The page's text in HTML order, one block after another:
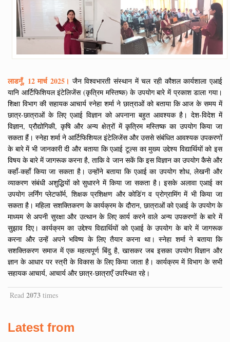
लाडनूँ, 12 मार्च 2025। जैन विश्वभारती संस्थान में चल रही कौशल कार्यशाला एआई
यानि आर्टिफिशियल इंटेलिजेंस (कृत्रिम मस्तिष्क) के उपयोग बारे में प्रकाश डाला गया।
शिक्षा विभाग की सहायक आचार्य स्नेहा शर्मा ने छात्राओं को बताया कि आज के समय में
छात्र-छात्राओं के लिए एआई विज्ञान को अपनाना बहुत आवश्यक है। देश-विदेश में
विज्ञान, प्रौद्योगिकी, कृषि और अन्य क्षेत्रों में कृत्रिम मस्तिष्क का उपयोग किया जा
सकता हैं। स्नेहा शर्मा ने आर्टिफिशियल इंटेलिजेंस और उससे संबंधित आवश्यक उपकरणों
के बारे में भी जानकारी दी और बताया कि एआई टूल्स का मुख्य उद्देश्य विद्यार्थियों को इस
विषय के बारे में जागरूक करना है, ताकि वे जान सकें कि इस विज्ञान का उपयोग कैसे और
कहाँ-कहाँ किया जा सकता है। उन्होंने बताया कि एआई का उपयोग शोध, लेखनी और
व्याकरण संबंधी अशुद्धियों को सुधारने में किया जा सकता है। इसके अलावा एआई का
उपयोग लर्निंग प्लेटफॉर्म, शिक्षक प्रशिक्षण और कोडिंग व प्रोग्रामिंग में भी किया जा
सकता है। महिला सशक्तिकरण के कार्यक्रम के दौरान, छात्राओं को एआई के उपयोग के
माध्यम से अपनी सुरक्षा और उत्थान के लिए कार्य करने वाले अन्य उपकरणों के बारे में
सुझाव दिए। कार्यक्रम का उद्देश्य विद्यार्थियों को एआई के उपयोग के बारे में जागरूक
करना और उन्हें अपने भविष्य के लिए तैयार करना था। स्नेहा शर्मा ने बताया कि
सशक्तिकरण समाज में एक महत्वपूर्ण बिंदु है, खासकर जब इसका उपयोग विज्ञान और
ज्ञान के आधार पर स्त्री के विकास के लिए किया जाता है। कार्यक्रम में विभाग के सभी
सहायक आचार्य, आचार्य और छात्र-छात्राएँ उपस्थित रहे।
Read 2073 times
Latest from